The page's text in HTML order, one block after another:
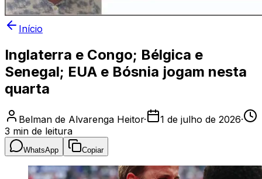
Início
Inglaterra e Congo; Bélgica e
Senegal; EUA e Bósnia jogam nesta
quarta
Belman de Alvarenga Heitor· 1 de julho de 2026·
3 min de leitura
WhatsApp Copiar